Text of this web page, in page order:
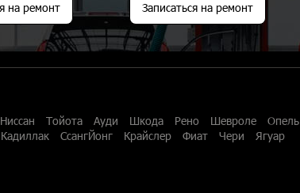
на ремонт Записаться на ремонт
Ниссан Тойота Ауди Шкода Рено Шевроле Опель
Кадиллак СсангЙонг Крайслер Фиат Чери Ягуар